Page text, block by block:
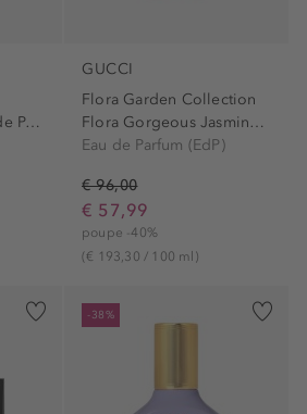
Guilty Homme Eau de Parfum...
GUCCI
Flora Garden Collection
Flora Gorgeous Jasmine Eau...
Eau de Parfum (EdP)
€ 96,00
€ 57,99
poupe -40%
(€ 193,30 / 100 ml)
-38%